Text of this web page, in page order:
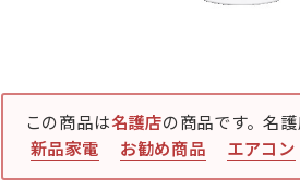
この商品は名護店の商品です。名
新品家電
お勧め商品 エアコン